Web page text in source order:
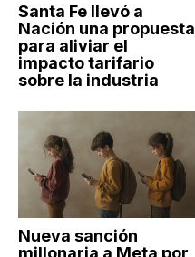
Santa Fe llevó a
Nación una propuesta
para aliviar el
impacto tarifario
sobre la industria
Nueva sanción
millonaria a Meta por